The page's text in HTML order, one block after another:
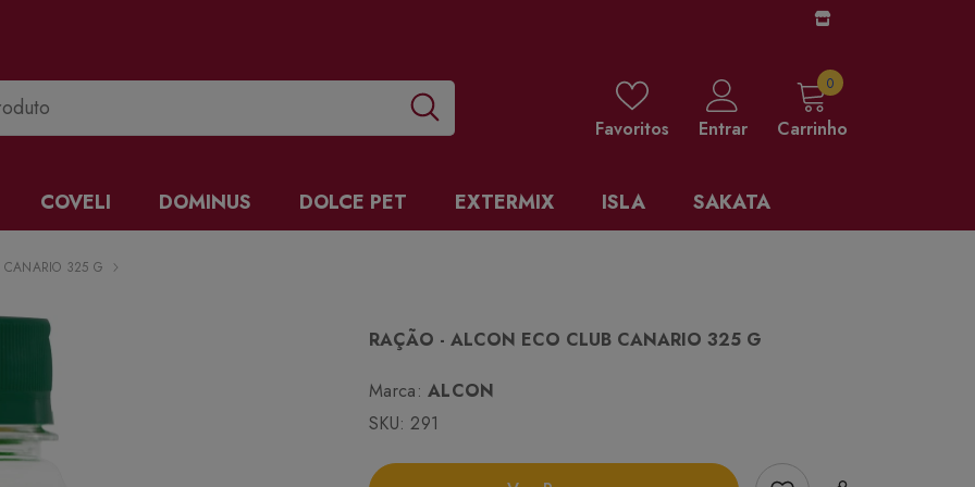
Favoritos Entrar Carrinho
00 items
COVELI DOMINUS DOLCE PET EXTERMIX ISLA SAKATA
CANARIO 325 G
RAÇÃO - ALCON ECO CLUB CANARIO 325 G
Marca: ALCON
SKU: 291